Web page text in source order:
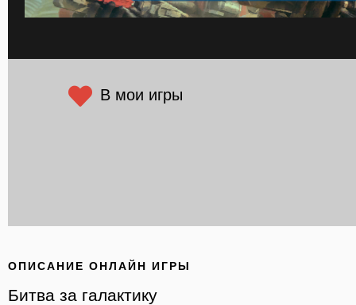
В мои игры
ОПИСАНИЕ ОНЛАЙН ИГРЫ
Битва за галактику